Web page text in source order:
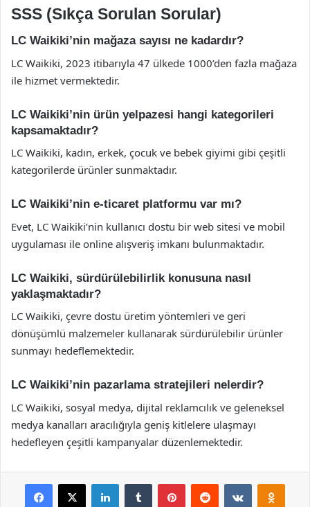
SSS (Sıkça Sorulan Sorular)
LC Waikiki’nin mağaza sayısı ne kadardır?
LC Waikiki, 2023 itibarıyla 47 ülkede 1000’den fazla mağaza
ile hizmet vermektedir.
LC Waikiki’nin ürün yelpazesi hangi kategorileri
kapsamaktadır?
LC Waikiki, kadın, erkek, çocuk ve bebek giyimi gibi çeşitli
kategorilerde ürünler sunmaktadır.
LC Waikiki’nin e-ticaret platformu var mı?
Evet, LC Waikiki’nin kullanıcı dostu bir web sitesi ve mobil
uygulaması ile online alışveriş imkanı bulunmaktadır.
LC Waikiki, sürdürülebilirlik konusuna nasıl
yaklaşmaktadır?
LC Waikiki, çevre dostu üretim yöntemleri ve geri
dönüşümlü malzemeler kullanarak sürdürülebilir ürünler
sunmayı hedeflemektedir.
LC Waikiki’nin pazarlama stratejileri nelerdir?
LC Waikiki, sosyal medya, dijital reklamcılık ve geleneksel
medya kanalları aracılığıyla geniş kitlelere ulaşmayı
hedefleyen çeşitli kampanyalar düzenlemektedir.
Facebook
X LinkedInTumblr PinterestReddit VKontakte